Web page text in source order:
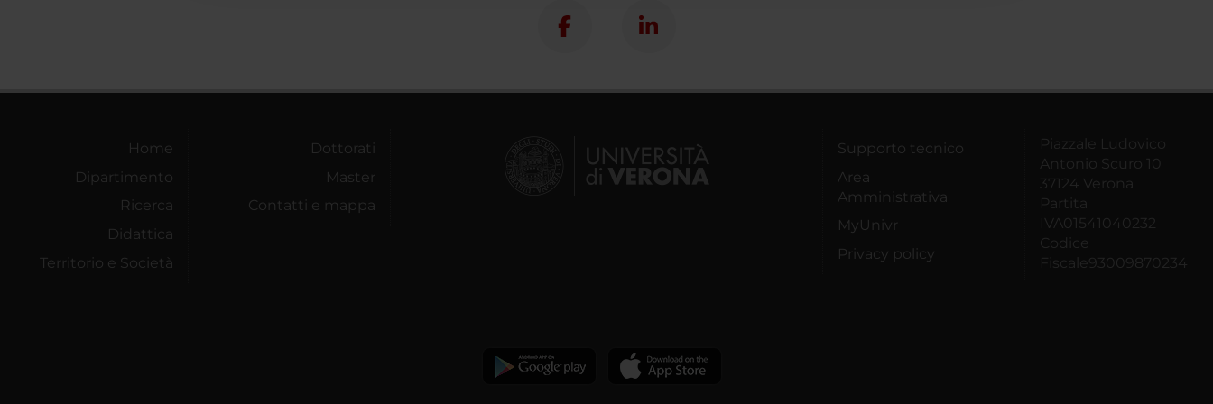
Home
Dipartimento
Ricerca
Didattica
Territorio e Società
Dottorati
Master
Contatti e mappa
Supporto tecnico
Area
Amministrativa
MyUnivr
Privacy policy
Piazzale Ludovico
Antonio Scuro 10
37124 Verona
Partita
IVA01541040232
Codice
Fiscale93009870234